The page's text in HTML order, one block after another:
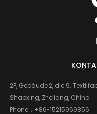
2F, Gebäude 2, die 9.
Shaoxing, Zhejiang, China
Phone： +86-15215969856